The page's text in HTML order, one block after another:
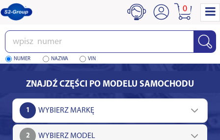
Wpisz
numer
NUMER NAZWA VIN
0
ZNAJDŹ CZĘŚCI PO MODELU SAMOCHODU
1
2